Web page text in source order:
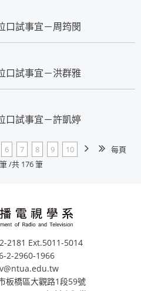
口試事宜－周筠閔
口試事宜－洪群雅
口試事宜－許凱婷
6 7 8 9 10
每頁
筆 /共 176 筆
2181 Ext.5011-5014
2-2960-1966
板橋區大觀路1段59號